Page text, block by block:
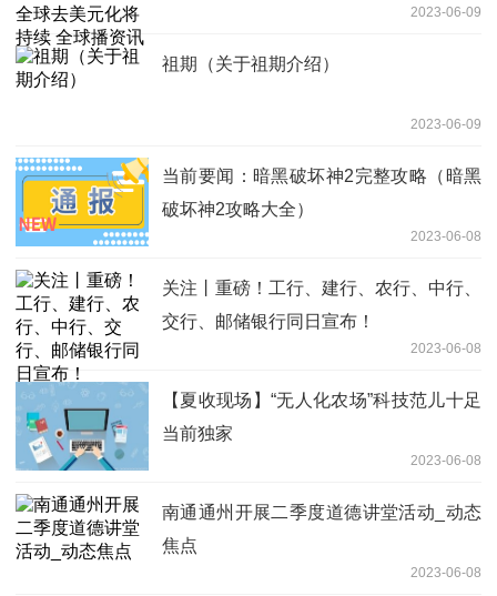
2023-06-09
祖期（关于祖期介绍）
2023-06-09
当前要闻：暗黑破坏神2完整攻略（暗黑
破坏神2攻略大全）
2023-06-08
关注丨重磅！工行、建行、农行、中行、
交行、邮储银行同日宣布！
2023-06-08
【夏收现场】“无人化农场”科技范儿十足
当前独家
2023-06-08
南通通州开展二季度道德讲堂活动_动态
焦点
2023-06-08